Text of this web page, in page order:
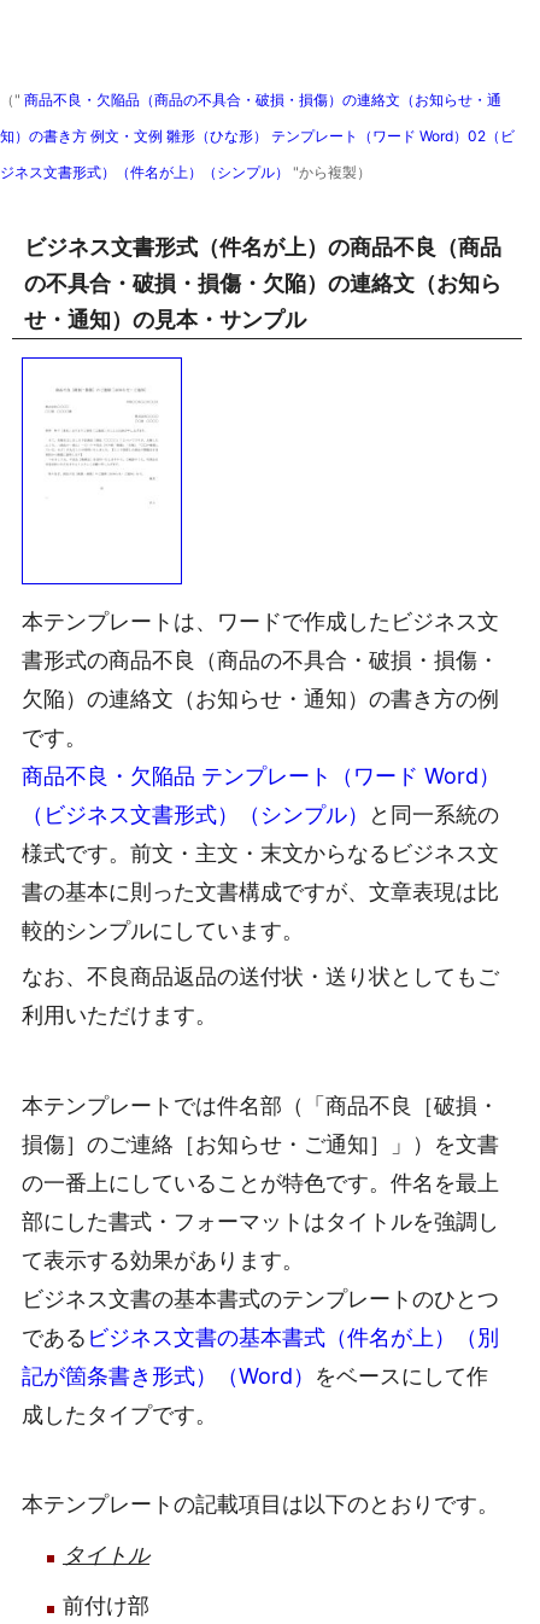
（" 商品不良・欠陥品（商品の不具合・破損・損傷）の連絡文（お知らせ・通
知）の書き方 例文・文例 雛形（ひな形） テンプレート（ワード Word）02（ビ
ジネス文書形式）（件名が上）（シンプル） "から複製）
ビジネス文書形式（件名が上）の商品不良（商品
の不具合・破損・損傷・欠陥）の連絡文（お知ら
せ・通知）の見本・サンプル
本テンプレートは、ワードで作成したビジネス文
書形式の商品不良（商品の不具合・破損・損傷・
欠陥）の連絡文（お知らせ・通知）の書き方の例
です。
商品不良・欠陥品 テンプレート（ワード Word）
（ビジネス文書形式）（シンプル）
と同一系統の
様式です。前文・主文・末文からなるビジネス文
書の基本に則った文書構成ですが、文章表現は比
較的シンプルにしています。
なお、不良商品返品の送付状・送り状としてもご
利用いただけます。
本テンプレートでは件名部（「商品不良［破損・
損傷］のご連絡［お知らせ・ご通知］」）を文書
の一番上にしていることが特色です。件名を最上
部にした書式・フォーマットはタイトルを強調し
て表示する効果があります。
ビジネス文書の基本書式のテンプレートのひとつ
である ビジネス文書の基本書式（件名が上）（別
記が箇条書き形式）（Word） をベースにして作
成したタイプです。
本テンプレートの記載項目は以下のとおりです。
タイトル
前付け部